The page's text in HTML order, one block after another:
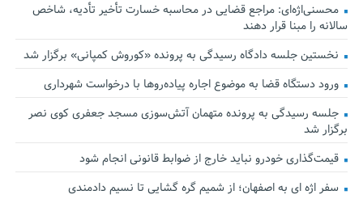
محسنی‌اژه‌ای: مراجع قضایی در محاسبه خسارت تأخیر تأدیه، شاخص
سالانه را مبنا قرار دهند
نخستین جلسه دادگاه رسیدگی به پرونده «کوروش کمپانی» برگزار شد
ورود دستگاه قضا به موضوع اجاره پیاده‌روها با درخواست شهرداری
جلسه رسیدگی به پرونده متهمان آتش‌سوزی مسجد جعفری کوی نصر
برگزار شد
قیمت‌گذاری خودرو نباید خارج از ضوابط قانونی انجام شود
سفر اژه ای به اصفهان؛ از شمیم گره گشایی تا نسیم دادمندی